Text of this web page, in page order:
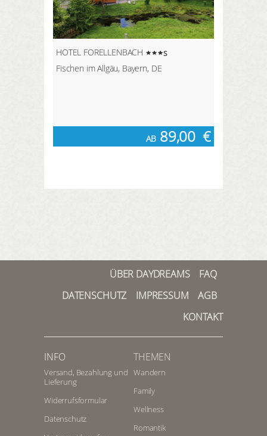
HOTEL FORELLENBACH
s
Fischen im Allgäu, Bayern, DE
AB 89,00 €
ÜBER DAYDREAMS
FAQ
DATENSCHUTZ
IMPRESSUM
AGB
KONTAKT
INFO
Versand, Bezahlung und
Lieferung
Widerrufsformular
Datenschutz
THEMEN
Wandern
Family
Wellness
Romantik